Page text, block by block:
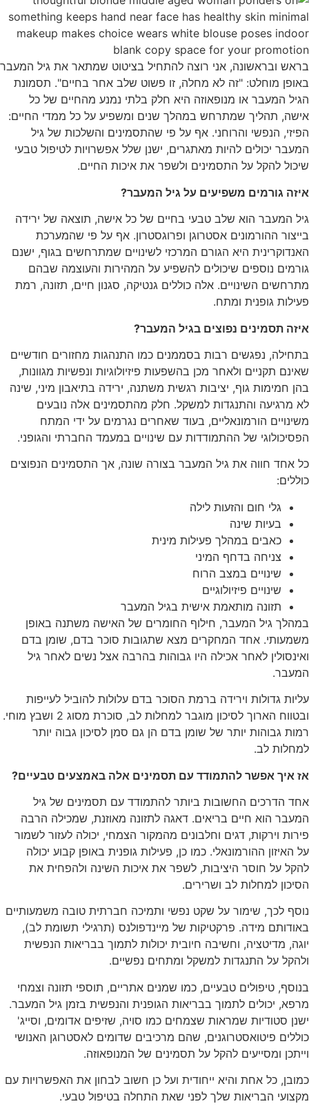
בראש ובראשונה, אני רוצה להתחיל בציטוט שמתאר את גיל המעבר
באופן מוחלט: "זה לא מחלה, זו פשוט שלב אחר בחיים". תסמונת
הגיל המעבר או מנופאוזה היא חלק בלתי נמנע מהחיים של כל
אישה, תהליך שמתרחש במהלך שנים ומשפיע על כל ממדי החיים:
הפיזי, הנפשי והרוחני. אף על פי שהתסמינים והשלכות של גיל
המעבר יכולים להיות מאתגרים, ישנן שלל אפשרויות לטיפול טבעי
שיכול להקל על התסמינים ולשפר את איכות החיים.
איזה גורמים משפיעים על גיל המעבר?
גיל המעבר הוא שלב טבעי בחיים של כל אישה, תוצאה של ירידה
בייצור ההורמונים אסטרוגן ופרוגסטרון. אף על פי שהמערכת
האנדוקרינית היא הגורם המרכזי לשינויים שמתרחשים בגוף, ישנם
גורמים נוספים שיכולים להשפיע על המהירות והעוצמה שבהם
מתרחשים השינויים. אלה כוללים גנטיקה, סגנון חיים, תזונה, רמת
פעילות גופנית ומתח.
איזה תסמינים נפוצים בגיל המעבר?
בתחילה, נפגשים רבות בסממנים כמו התנהגות מחזורים חודשיים
שאינם תקניים ולאחר מכן בהשפעות פיזיולוגיות ונפשיות מגוונות,
בהן חמימות גוף, יציבות רגשית משתנה, ירידה בתיאבון מיני, שינה
לא מרגיעה והתנגדות למשקל. חלק מהתסמינים אלה נובעים
משינויים הורמונאליים, בעוד שאחרים נגרמים על ידי המתח
הפסיכולוגי של ההתמודדות עם שינויים במעמד החברתי והגופני.
כל אחד חווה את גיל המעבר בצורה שונה, אך התסמינים הנפוצים
כוללים:
גלי חום והזעות לילה
בעיות שינה
כאבים במהלך פעילות מינית
צניחה בדחף המיני
שינויים במצב הרוח
שינויים פיזיולוגיים
תזונה מותאמת אישית בגיל המעבר
במהלך גיל המעבר, חילוף החומרים של האישה משתנה באופן
משמעותי. אחד המחקרים מצא שתגובות סוכר בדם, שומן בדם
ואינסולין לאחר אכילה היו גבוהות בהרבה אצל נשים לאחר גיל
המעבר.
עליות גדולות וירידה ברמת הסוכר בדם עלולות להוביל לעייפות
ובטווח הארוך לסיכון מוגבר למחלות לב, סוכרת מסוג 2 ושבץ מוחי.
רמות גבוהות יותר של שומן בדם הן גם סמן לסיכון גבוה יותר
למחלות לב.
אז איך אפשר להתמודד עם תסמינים אלה באמצעים טבעיים?
אחד הדרכים החשובות ביותר להתמודד עם תסמינים של גיל
המעבר הוא חיים בריאים. דאגה לתזונה מאוזנת, שמכילה הרבה
פירות וירקות, דגים וחלבונים מהמקור הצמחי, יכולה לעזור לשמור
על האיזון ההורמונאלי. כמו כן, פעילות גופנית באופן קבוע יכולה
להקל על חוסר היציבות, לשפר את איכות השינה ולהפחית את
הסיכון למחלות לב ושרירים.
נוסף לכך, שימור על שקט נפשי ותמיכה חברתית טובה משמעותיים
באודותם מידה. פרקטיקות של מיינדפולנס (תרגילי תשומת לב),
יוגה, מדיטציה, וחשיבה חיובית יכולות לתמוך בבריאות הנפשית
ולהקל על התנגדות למשקל ומתחים נפשיים.
בנוסף, טיפולים טבעיים, כמו שמנים אתריים, תוספי תזונה וצמחי
מרפא, יכולים לתמוך בבריאות הגופנית והנפשית בזמן גיל המעבר.
ישנן סטודיות שמראות שצמחים כמו סויה, שזיפים אדומים, וסייג'
כוללים פיטואסטרוגנים, שהם מרכיבים שדומים לאסטרוגן האנושי
וייתכן ומסייעים להקל על תסמינים של המנופאוזה.
כמובן, כל אחת והיא ייחודית ועל כן חשוב לבחון את האפשרויות עם
מקצועי הבריאות שלך לפני שאת התחלה בטיפול טבעי.